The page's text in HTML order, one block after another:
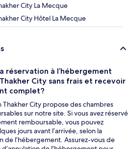
City La Mecque
City Hôtel La Mecque
réservation à l’hébergement
City sans frais et recevoir
complet?
City propose des chambres
sur notre site. Si vous avez réservé
remboursable, vous pouvez
jours avant l’arrivée, selon la
de l’hébergement. Assurez-vous de